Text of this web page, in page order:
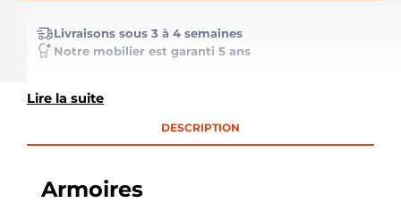
Lire la suite
Livraisons sous 3 à 4 semaines
Notre mobilier est garanti 5 ans
DESCRIPTION
Armoires